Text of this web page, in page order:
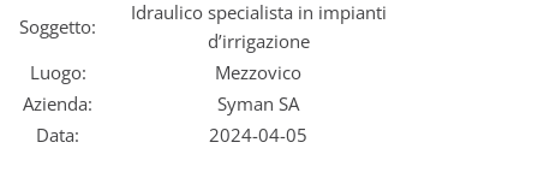
Soggetto:
Idraulico specialista in impianti
d’irrigazione
Luogo:
Mezzovico
Azienda:
Syman SA
Data:
2024-04-05